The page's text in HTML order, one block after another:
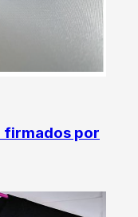
firmados por